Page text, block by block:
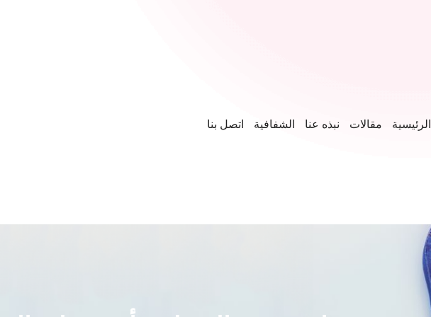
الرئيسية مقالات نبذه عنا الشفافية اتصل بنا